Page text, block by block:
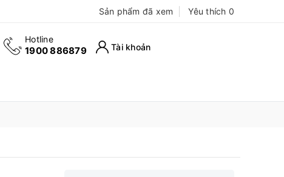
Sản phẩm đã xem Yêu thích 0
Hotline
1900 886879 Tài khoản